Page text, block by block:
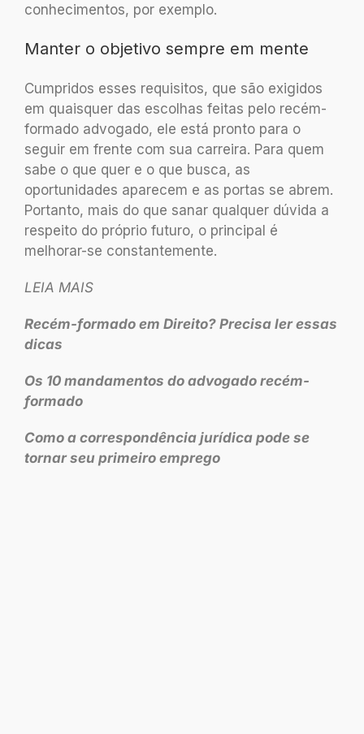
conhecimentos, por exemplo.
Manter o objetivo sempre em mente
Cumpridos esses requisitos, que são exigidos
em quaisquer das escolhas feitas pelo recém-
formado advogado, ele está pronto para o
seguir em frente com sua carreira. Para quem
sabe o que quer e o que busca, as
oportunidades aparecem e as portas se abrem.
Portanto, mais do que sanar qualquer dúvida a
respeito do próprio futuro, o principal é
melhorar-se constantemente.
LEIA MAIS
Recém-formado em Direito? Precisa ler essas
dicas
Os 10 mandamentos do advogado recém-
formado
Como a correspondência jurídica pode se
tornar seu primeiro emprego